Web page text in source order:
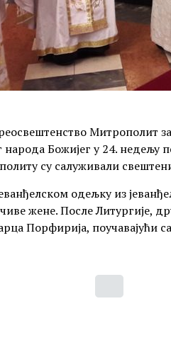
Митрополит
Божијег у 24.
су салуживали
одељку из
жене. После Литургије,
Порфирија,